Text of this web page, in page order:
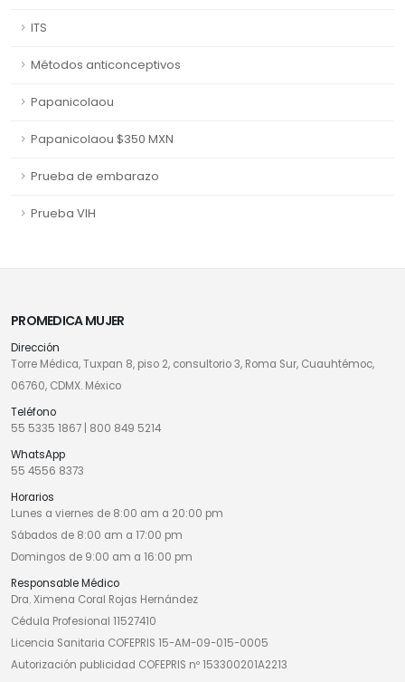
ITS
Métodos anticonceptivos
Papanicolaou
Papanicolaou $350 MXN
Prueba de embarazo
Prueba VIH
PROMEDICA MUJER
Dirección
Torre Médica, Tuxpan 8, piso 2, consultorio 3, Roma Sur, Cuauhtémoc,
06760, CDMX. México
Teléfono
55 5335 1867
800 849 5214
WhatsApp
55 4556 8373
Horarios
Lunes a viernes de 8:00 am a 20:00 pm
Sábados de 8:00 am a 17:00 pm
Domingos de 9:00 am a 16:00 pm
Responsable Médico
Dra. Ximena Coral Rojas Hernández
Cédula Profesional 11527410
Licencia Sanitaria COFEPRIS 15-AM-09-015-0005
Autorización publicidad COFEPRIS nº 153300201A2213